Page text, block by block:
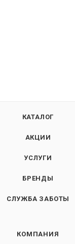
КАТАЛОГ
АКЦИИ
УСЛУГИ
БРЕНДЫ
СЛУЖБА ЗАБОТЫ
КОМПАНИЯ